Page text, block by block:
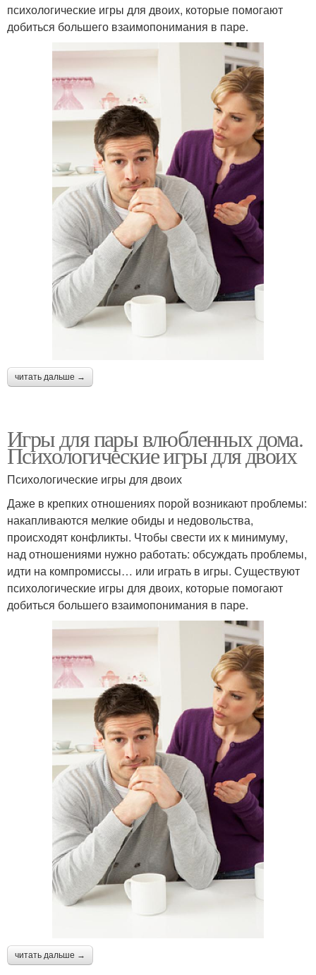
психологические игры для двоих, которые помогают
добиться большего взаимопонимания в паре.
читать дальше →
Игры для пары влюбленных дома.
Психологические игры для двоих
Психологические игры для двоих
Даже в крепких отношениях порой возникают проблемы:
накапливаются мелкие обиды и недовольства,
происходят конфликты. Чтобы свести их к минимуму,
над отношениями нужно работать: обсуждать проблемы,
идти на компромиссы… или играть в игры. Существуют
психологические игры для двоих, которые помогают
добиться большего взаимопонимания в паре.
читать дальше →